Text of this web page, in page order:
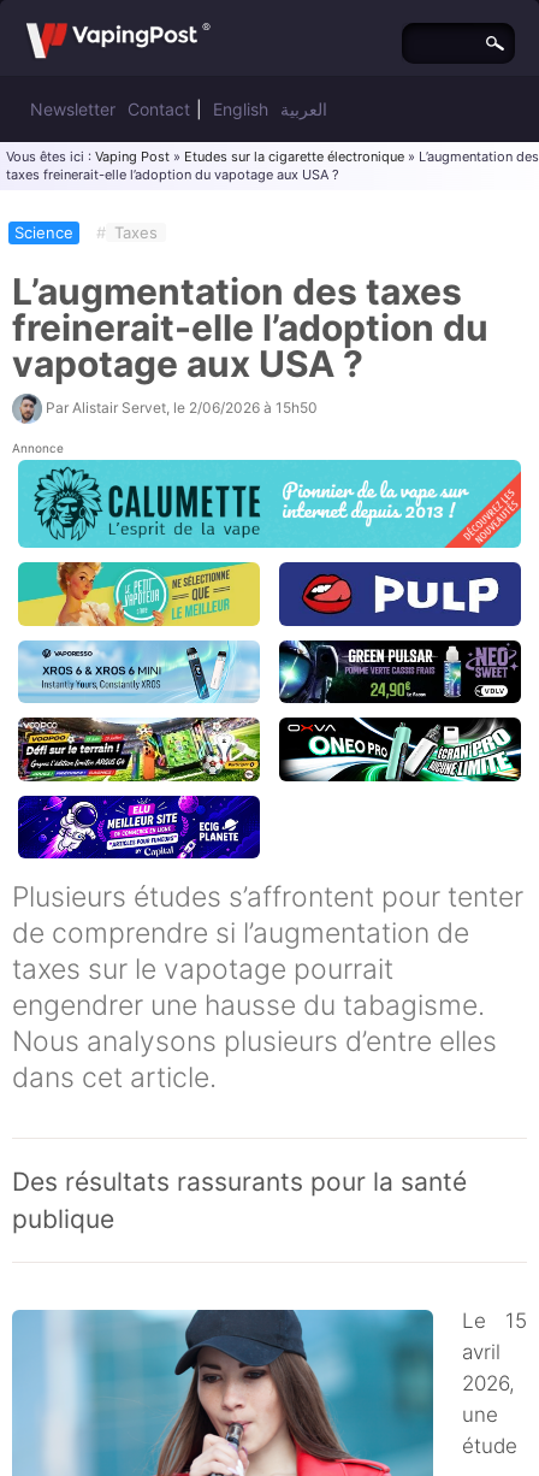
Newsletter Contact English العربية
Vous êtes ici : Vaping Post » Etudes sur la cigarette électronique » L’augmentation des
taxes freinerait-elle l’adoption du vapotage aux USA ?
Science # Taxes
L’augmentation des taxes
freinerait-elle l’adoption du
vapotage aux USA ?
Par Alistair Servet , le 2/06/2026 à 15h50
Annonce
Plusieurs études s’affrontent pour tenter
de comprendre si l’augmentation de
taxes sur le vapotage pourrait
engendrer une hausse du tabagisme.
Nous analysons plusieurs d’entre elles
dans cet article.
Des résultats rassurants pour la santé
publique
Le 15
avril
2026,
une
étude